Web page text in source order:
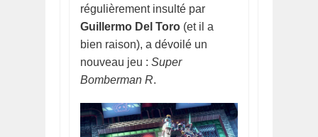
régulièrement insulté par
Guillermo Del Toro (et il a
bien raison), a dévoilé un
nouveau jeu : Super
Bomberman R.